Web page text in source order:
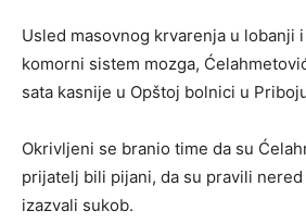
Usled masovnog krvarenja u lobanji
komorni sistem mozga,
sata kasnije u Opštoj bolnici u
Okrivljeni se branio time da su
prijatelj bili pijani, da su pravili
izazvali sukob.